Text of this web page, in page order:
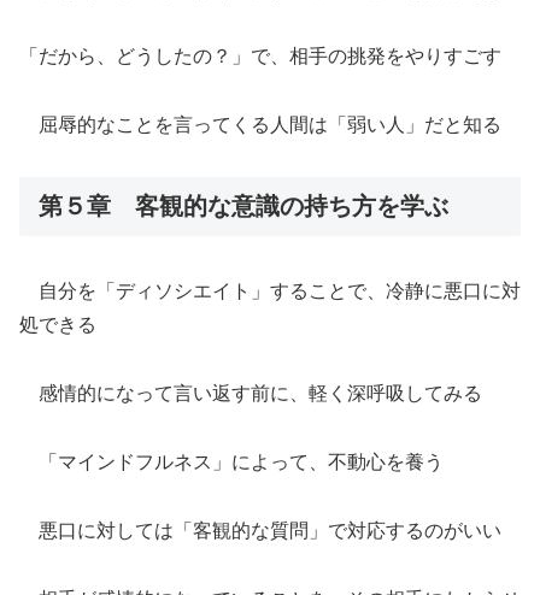
「だから、どうしたの？」で、相手の挑発をやりすごす
屈辱的なことを言ってくる人間は「弱い人」だと知る
第５章 客観的な意識の持ち方を学ぶ
自分を「ディソシエイト」することで、冷静に悪口に対
処できる
感情的になって言い返す前に、軽く深呼吸してみる
「マインドフルネス」によって、不動心を養う
悪口に対しては「客観的な質問」で対応するのがいい